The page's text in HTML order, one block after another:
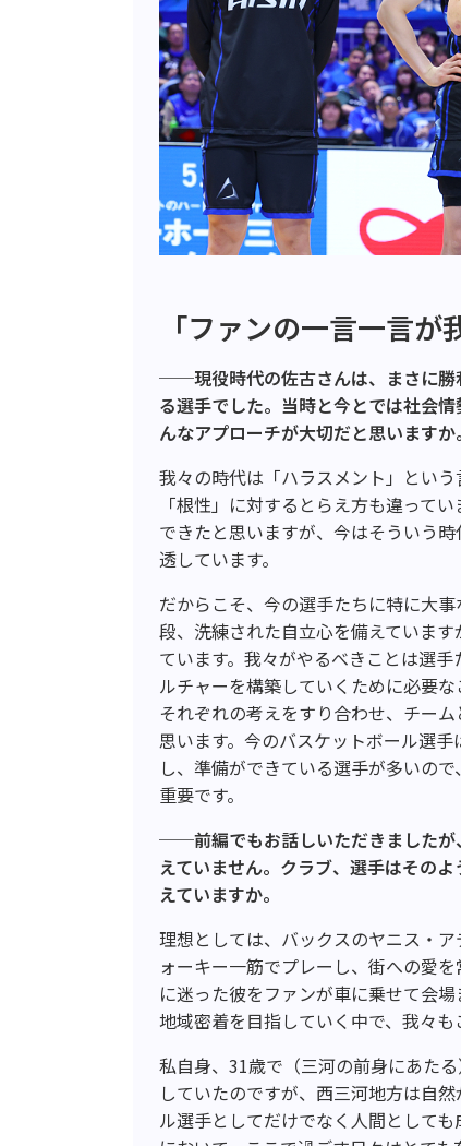
「ファンの一言一言が
──現役時代の佐古さんは、まさに
る選手でした。当時と今とでは社会
んなアプローチが大切だと思いますか。
我々の時代は「ハラスメント」とい
「根性」に対するとらえ方も違って
できたと思いますが、今はそういう
透しています。
だからこそ、今の選手たちに特に大
段、洗練された自立心を備えていま
ています。我々がやるべきことは選
ルチャーを構築していくために必要
それぞれの考えをすり合わせ、チーム
思います。今のバスケットボール選
し、準備ができている選手が多いの
重要です。
──前編でもお話しいただきましたが、
えていません。クラブ、選手はその
えていますか。
理想としては、バックスのヤニス・
ォーキー一筋でプレーし、街への愛
に迷った彼をファンが車に乗せて会
地域密着を目指していく中で、我々
私自身、 31歳で（三河の前身にあた
していたのですが、西三河地方は自
ル選手としてだけでなく人間として